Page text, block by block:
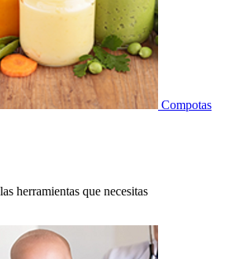
Compotas
herramientas que necesitas